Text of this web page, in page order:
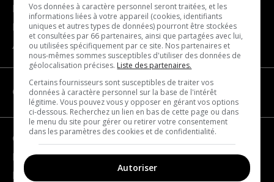
Devenir partenaire
Nous joindre
À propos
CATÉGORIES
Géographie
France
Europe
Vos données à caractère personnel seront traitées, et les
informations liées à votre appareil (cookies, identifiants
uniques et autres types de données) pourront être stockées
et consultées par 66 partenaires, ainsi que partagées avec lui,
ou utilisées spécifiquement par ce site. Nos partenaires et
nous-mêmes sommes susceptibles d'utiliser des données de
géolocalisation précises. Liste des partenaires.
Certains fournisseurs sont susceptibles de traiter vos
données à caractère personnel sur la base de l'intérêt
légitime. Vous pouvez vous y opposer en gérant vos options
ci-dessous. Recherchez un lien en bas de cette page ou dans
le menu du site pour gérer ou retirer votre consentement
dans les paramètres des cookies et de confidentialité.
Autoriser